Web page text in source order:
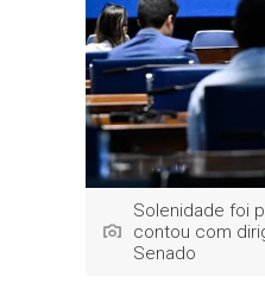
Solenidade foi
contou com
Senado